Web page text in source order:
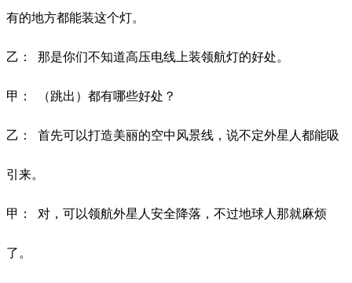
有的地方都能装这个灯。
乙： 那是你们不知道高压电线上装领航灯的好处。
甲： （跳出）都有哪些好处？
乙： 首先可以打造美丽的空中风景线，说不定外星人都能吸
引来。
甲： 对，可以领航外星人安全降落，不过地球人那就麻烦
了。